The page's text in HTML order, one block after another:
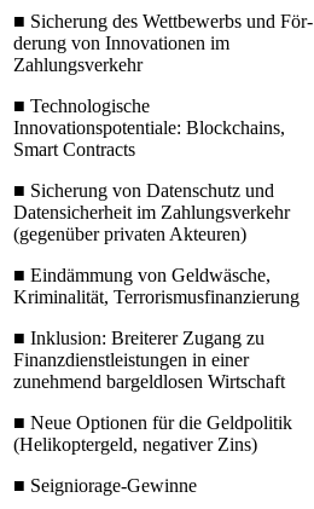
■ Sicherung des Wettbewerbs und För­
derung von Innovationen im
Zahlungsverkehr
■ Technologische
Innovationspotentiale: Blockchains,
Smart Contracts
■ Sicherung von Datenschutz und
Datensicherheit im Zahlungsverkehr
(gegenüber privaten Akteuren)
■ Eindämmung von Geldwäsche,
Kriminalität, Terrorismusfinanzierung
■ Inklusion: Breiterer Zugang zu
Finanzdienst­leistungen in einer
zunehmend bargeldlosen Wirtschaft
■ Neue Optionen für die Geldpolitik
(Helikopter­geld, negativer Zins)
■ Seigniorage-Gewinne